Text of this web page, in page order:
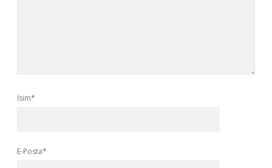
İsim*
E-Posta*